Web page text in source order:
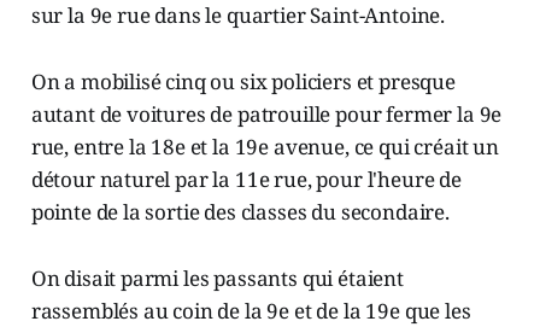
sur la 9e rue dans le quartier Saint-Antoine.
On a mobilisé cinq ou six policiers et presque
autant de voitures de patrouille pour fermer la 9e
rue, entre la 18e et la 19e avenue, ce qui créait un
détour naturel par la 11e rue, pour l'heure de
pointe de la sortie des classes du secondaire.
On disait parmi les passants qui étaient
rassemblés au coin de la 9e et de la 19e que les